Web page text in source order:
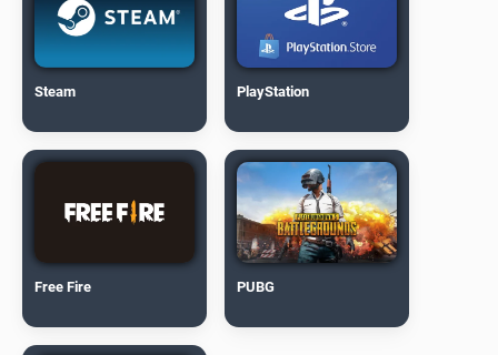
Steam PlayStation
Free Fire PUBG